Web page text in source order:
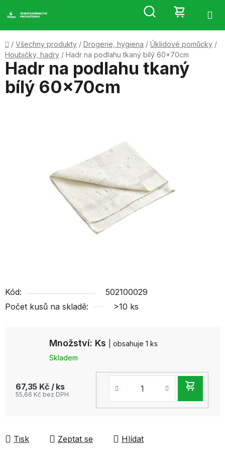
na
Hledat
KOŠÍK
Domů
/ Všechny produkty / Drogerie, hygiena / Úklidové pomůcky /
Houbičky, hadry / Hadr na podlahu tkaný bílý 60x70cm
Množství: Ks
| obsahuje 1 ks
Skladem
67,35 Kč / ks
55,66 Kč bez DPH
Kód:
502100029
Počet kusů na skladě:
>10 ks
Tisk Zeptat se Hlídat
Hadr na podlahu tkaný
bílý 60x70cm